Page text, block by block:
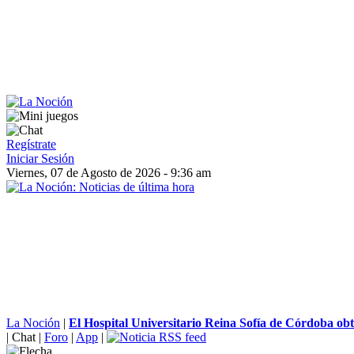
Regístrate
Iniciar Sesión
Viernes, 07 de Agosto de 2026 - 9:36 am
La Noción | El Hospital Universitario Reina Sofía de Córdoba
| Chat | Foro | App |